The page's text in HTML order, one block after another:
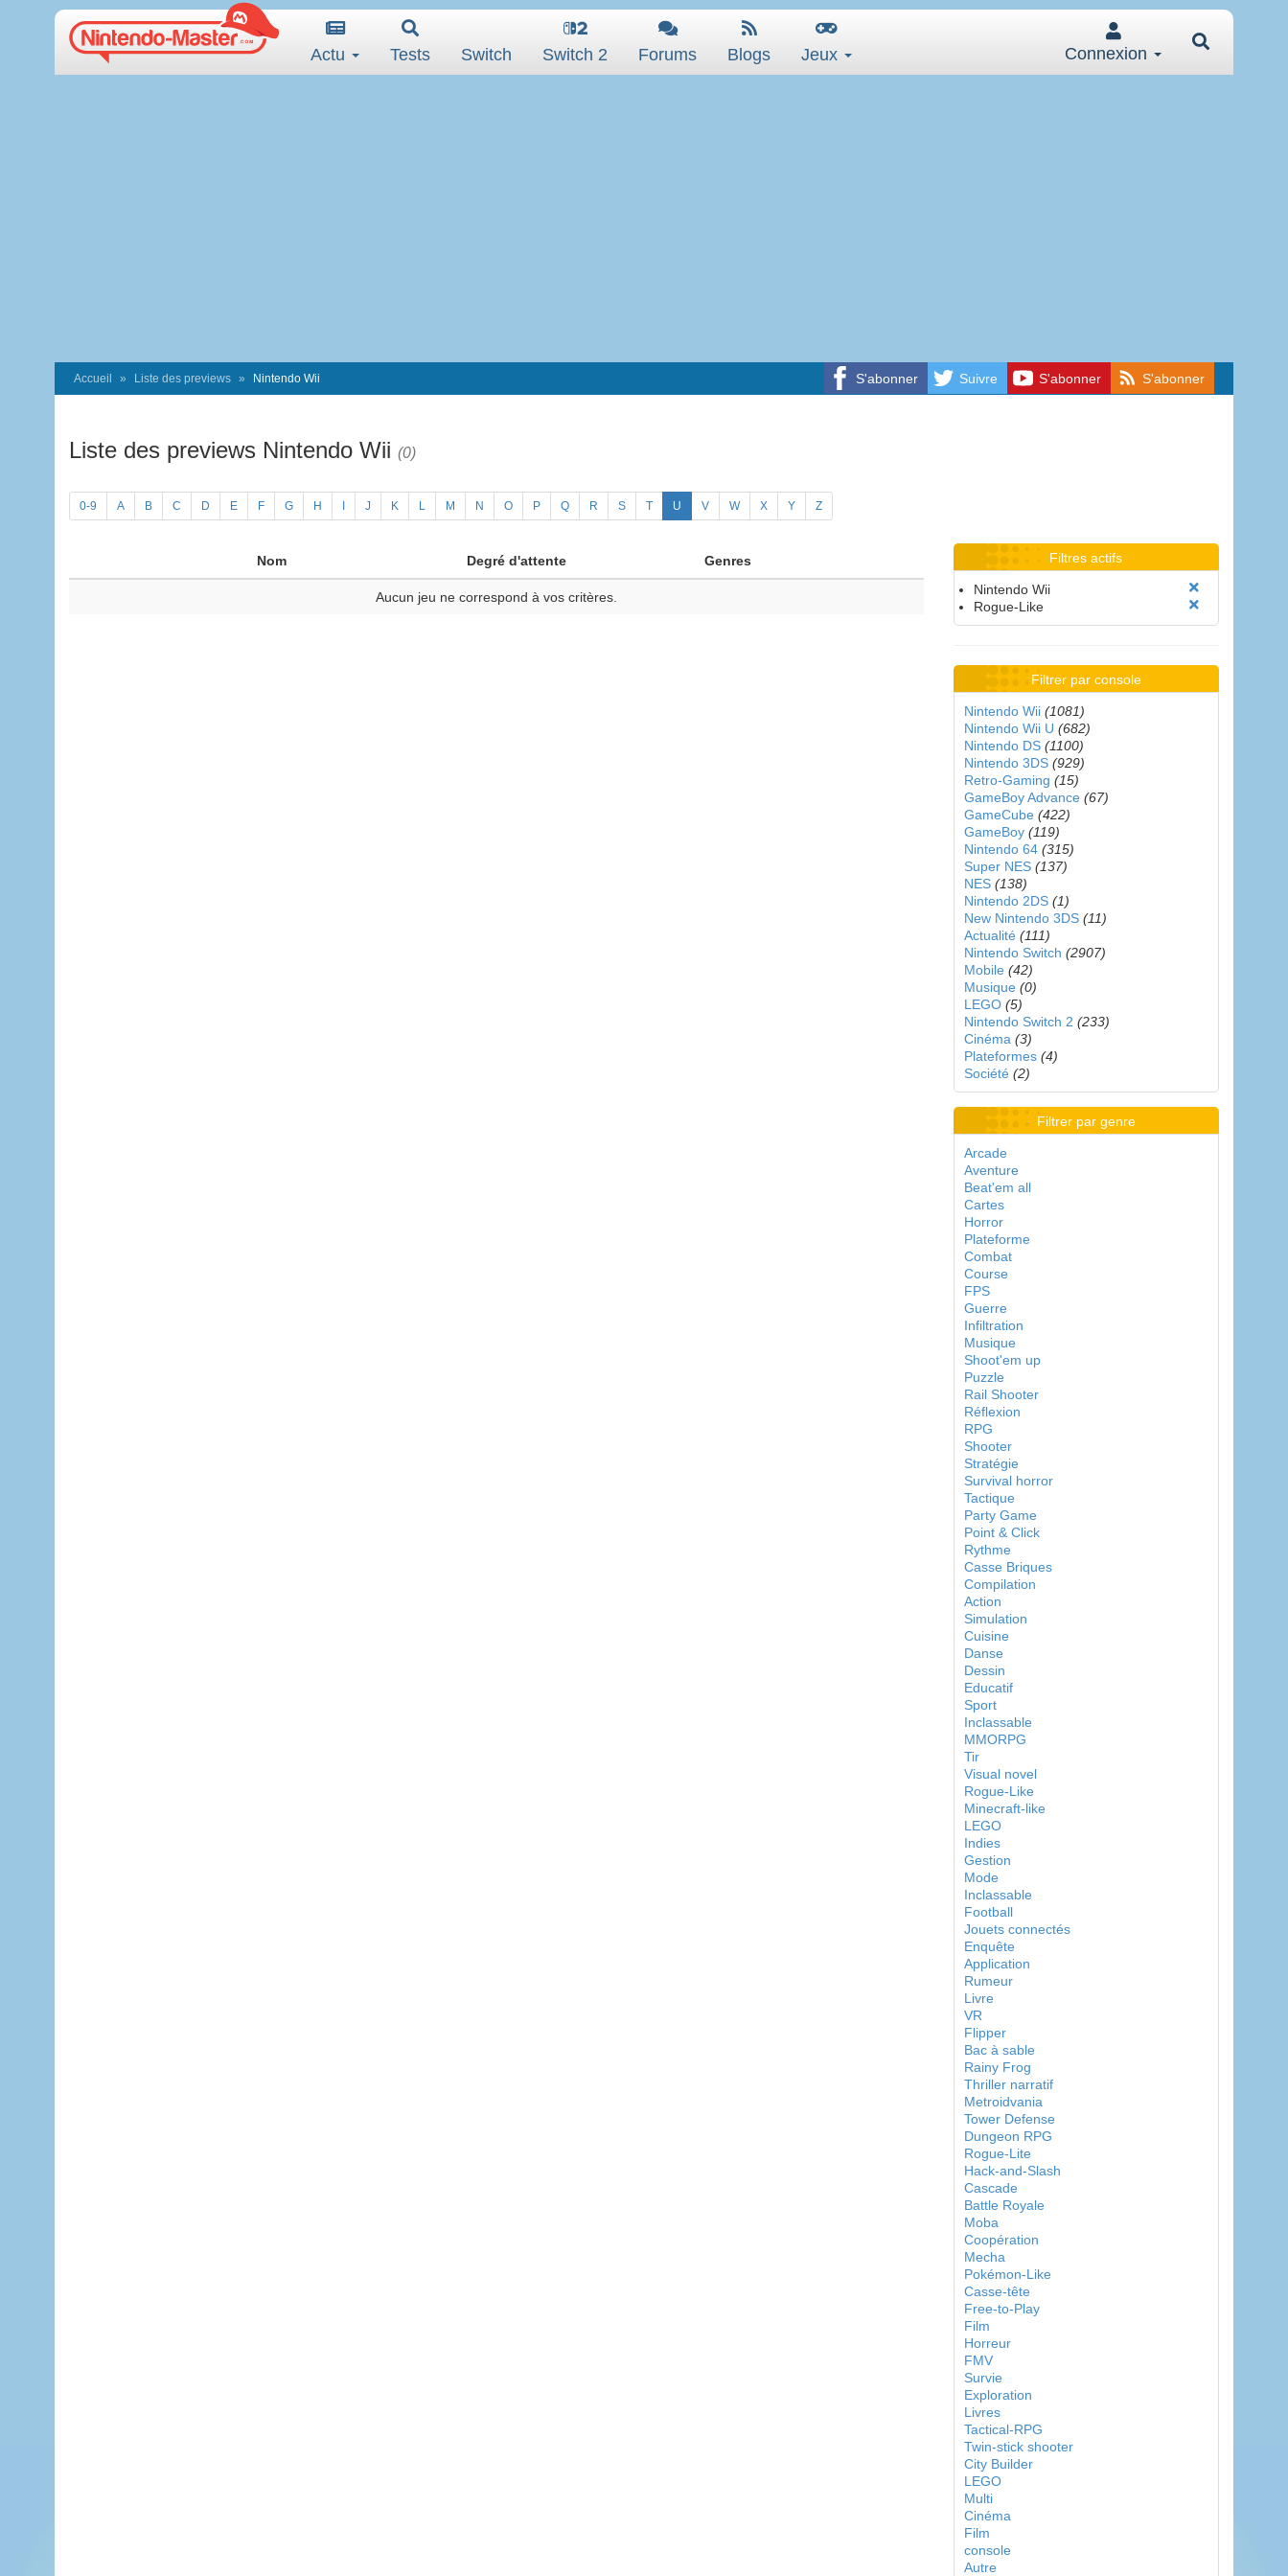
Actu Tests Switch Switch 2 Forums Blogs Jeux Connexion
S'abonner Suivre S'abonner S'abonner
Accueil Liste des previews Nintendo Wii
Liste des previews Nintendo Wii (0)
0-9 A B C D E F G H J K L M N O P Q R S T U V W X Y Z
Nom Degré d'attente Genres
Aucun jeu ne correspond à vos critères.
Filtres actifs
Nintendo Wii
Rogue-Like
Filtrer par console
Nintendo Wii (1081)
Nintendo Wii U (682)
Nintendo DS (1100)
Nintendo 3DS (929)
Retro-Gaming (15)
GameBoy Advance (67)
GameCube (422)
GameBoy (119)
Nintendo 64 (315)
Super NES (137)
NES (138)
Nintendo 2DS (1)
New Nintendo 3DS (11)
Actualité (111)
Nintendo Switch (2907)
Mobile (42)
Musique (0)
LEGO (5)
Nintendo Switch 2 (233)
Cinéma (3)
Plateformes (4)
Société (2)
Filtrer par genre
Arcade
Aventure
Beat'em all
Cartes
Horror
Plateforme
Combat
Course
FPS
Guerre
Infiltration
Musique
Shoot'em up
Puzzle
Rail Shooter
Réflexion
RPG
Shooter
Stratégie
Survival horror
Tactique
Party Game
Point & Click
Rythme
Casse Briques
Compilation
Action
Simulation
Cuisine
Danse
Dessin
Educatif
Sport
Inclassable
MMORPG
Tir
Visual novel
Rogue-Like
Minecraft-like
LEGO
Indies
Gestion
Mode
Inclassable
Football
Jouets connectés
Enquête
Application
Rumeur
Livre
VR
Flipper
Bac à sable
Rainy Frog
Thriller narratif
Metroidvania
Tower Defense
Dungeon RPG
Rogue-Lite
Hack-and-Slash
Cascade
Battle Royale
Moba
Coopération
Mecha
Pokémon-Like
Casse-tête
Free-to-Play
Film
Horreur
FMV
Survie
Exploration
Livres
Tactical-RPG
Twin-stick shooter
City Builder
LEGO
Multi
Cinéma
Film
console
Autre